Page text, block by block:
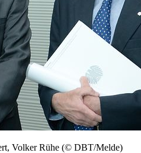
Volker Rühe (© DBT/Melde)